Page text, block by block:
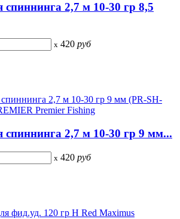
2,7 м 10-30 гр 8,5
x 420 руб
спиннинга 2,7 м 10-30 гр 9 мм...
x 420 руб